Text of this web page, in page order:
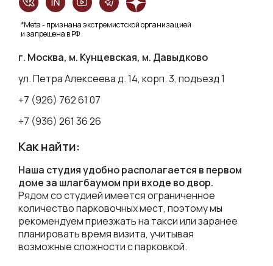
+7 (936) 261 36 26
+7 (926) 762 61 07
Наша студия удобно располагается в первом
доме за шлагбаумом при входе во двор.
Рядом со студией имеется ограниченное
количество парковочных мест, поэтому мы
рекомендуем приезжать на такси или заранее
планировать время визита, учитывая
возможные сложности с парковкой.
ул. Петра Алексеева д. 14, корп. 3, подъезд 1
Как найти:
г. Москва, м. Кунцевская, м. Давыдково
*Meta - признана экстремистской организацией
и запрещена в РФ